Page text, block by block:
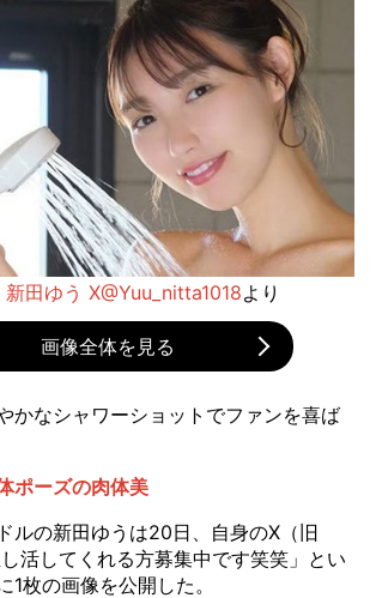
新田ゆう X@Yuu_nitta1018より
画像全体を見る
かなシャワーショットでファンを喜ば
ポーズの肉体美
ルの新田ゆうは20日、自身のX（旧
活してくれる方募集中です笑笑」とい
1枚の画像を公開した。